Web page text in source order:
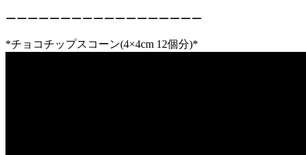
ーーーーーーーーーーーーーーーーーー
*チョコチップスコーン(4×4cm 12個分)*